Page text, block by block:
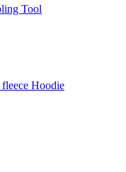
Tool
Hoodie